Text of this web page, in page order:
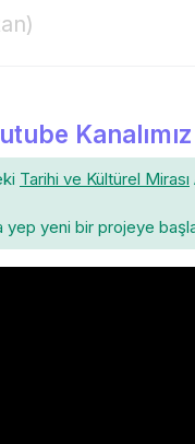
Kanalımız
Tarihi ve Kültürel Mirası
yeni bir projeye